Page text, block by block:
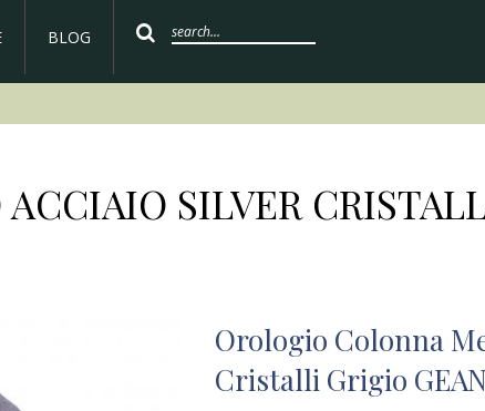
BLOG
SILVER
Orologio Colonna
Cristalli Grigio